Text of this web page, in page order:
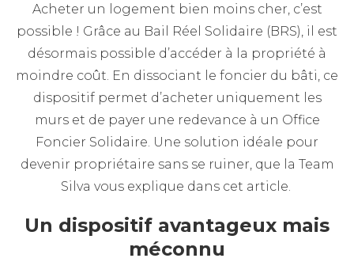
Acheter un logement bien moins cher, c’est
possible ! Grâce au Bail Réel Solidaire (BRS), il est
désormais possible d’accéder à la propriété à
moindre coût. En dissociant le foncier du bâti, ce
dispositif permet d’acheter uniquement les
murs et de payer une redevance à un Office
Foncier Solidaire. Une solution idéale pour
devenir propriétaire sans se ruiner, que la Team
Silva vous explique dans cet article.
Un dispositif avantageux mais
méconnu